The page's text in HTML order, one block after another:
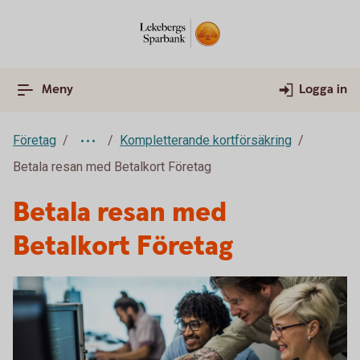
Meny Logga in
Företag
Kompletterande kortförsäkring
Betala resan med Betalkort Företag
Betala resan med
Betalkort Företag